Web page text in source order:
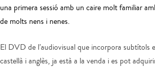
una primera sessió amb un caire molt familiar
de molts nens i nenes.
El DVD de l’audiovisual que incorpora subtítols
castellà i anglès, ja està a la venda i es pot